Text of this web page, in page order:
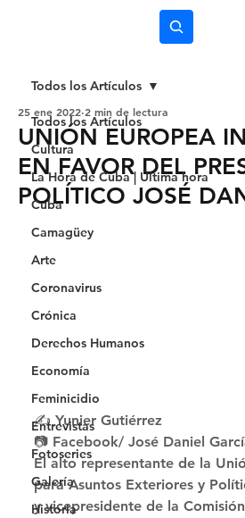
Todos los Artículos
Cultura
La Hora de Cuba | Última hora
Cuba
Camagüey
Arte
Coronavirus
Crónica
Derechos Humanos
Economía
Feminicidio
Entrevistas
Fotoseries
Galería
Historia
Todos los Artículos
UNIÓN EUROPEA
EN FAVOR DEL
POLÍTICO JOSÉ
25 ene 2022 2 min de lectura
✍ Yunier Gutiérrez
📷 Facebook/ José Daniel
El alto representante de la
para Asuntos Exteriores y
y vicepresidente de la